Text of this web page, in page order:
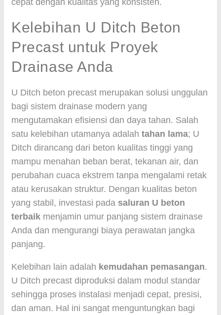
cepat dengan kualitas yang konsisten.
Kelebihan U Ditch Beton
Precast untuk Proyek
Drainase Anda
U Ditch beton precast merupakan solusi unggulan
bagi sistem drainase modern yang
mengutamakan efisiensi dan daya tahan. Salah
satu kelebihan utamanya adalah tahan lama; U
Ditch dirancang dari beton kualitas tinggi yang
mampu menahan beban berat, tekanan air, dan
perubahan cuaca ekstrem tanpa mengalami retak
atau kerusakan struktur. Dengan kualitas beton
yang stabil, investasi pada saluran U beton
terbaik menjamin umur panjang sistem drainase
Anda dan mengurangi biaya perawatan jangka
panjang.
Kelebihan lain adalah kemudahan pemasangan.
U Ditch precast diproduksi dalam modul standar
sehingga proses instalasi menjadi cepat, presisi,
dan aman. Hal ini sangat menguntungkan bagi